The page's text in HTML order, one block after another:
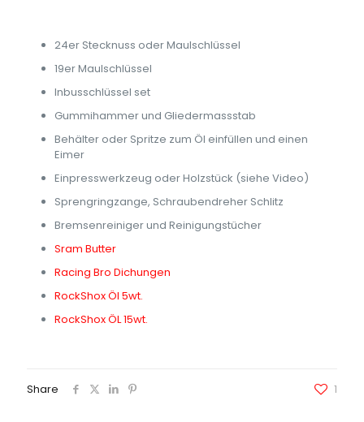
24er Stecknuss oder Maulschlüssel
19er Maulschlüssel
Inbusschlüssel set
Gummihammer und Gliedermassstab
Behälter oder Spritze zum Öl einfüllen und einen
Eimer
Einpresswerkzeug oder Holzstück (siehe Video)
Sprengringzange, Schraubendreher Schlitz
Bremsenreiniger und Reinigungstücher
Sram Butter
Racing Bro Dichungen
RockShox Öl 5wt.
RockShox ÖL 15wt.
Share 1